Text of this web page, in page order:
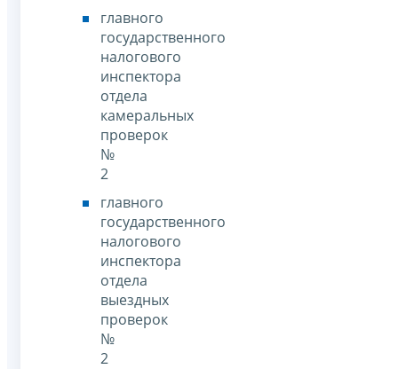
главного
государственного
налогового
инспектора
отдела
камеральных
проверок
№
2
главного
государственного
налогового
инспектора
отдела
выездных
проверок
№
2